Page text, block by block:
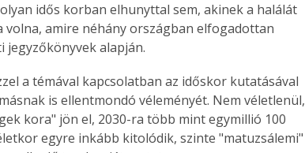
idős korban elhunyttal sem, akinek a halálát
amire néhány országban elfogadottan
alapján.
a témával kapcsolatban az időskor kutatásával
is ellentmondó véleményét. Nem véletlenül,
kora" jön el, 2030-ra több mint egymillió 100
egyre inkább kitolódik, szinte "matuzsálemi"